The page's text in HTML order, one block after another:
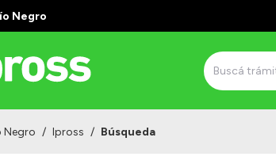
Negro
Negro / Ipross / Búsqueda